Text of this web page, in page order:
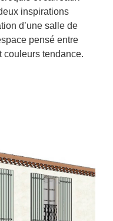
inspirations
d’une salle de
pensé entre
couleurs tendance.